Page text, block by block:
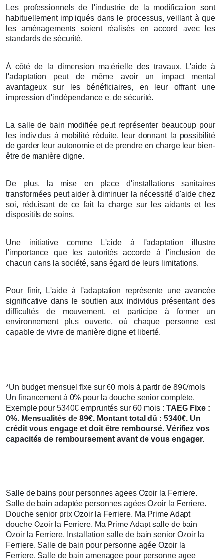
Les professionnels de l'industrie de la modification sont
habituellement impliqués dans le processus, veillant à que
les aménagements soient réalisés en accord avec les
standards de sécurité.
À côté de la dimension matérielle des travaux, L'aide à
l'adaptation peut de même avoir un impact mental
avantageux sur les bénéficiaires, en leur offrant une
impression d'indépendance et de sécurité.
La salle de bain modifiée peut représenter beaucoup pour
les individus à mobilité réduite, leur donnant la possibilité
de garder leur autonomie et de prendre en charge leur bien-
être de manière digne.
De plus, la mise en place d'installations sanitaires
transformées peut aider à diminuer la nécessité d'aide chez
soi, réduisant de ce fait la charge sur les aidants et les
dispositifs de soins.
Une initiative comme L'aide à l'adaptation illustre
l'importance que les autorités accorde à l'inclusion de
chacun dans la société, sans égard de leurs limitations.
Pour finir, L'aide à l'adaptation représente une avancée
significative dans le soutien aux individus présentant des
difficultés de mouvement, et participe à former un
environnement plus ouverte, où chaque personne est
capable de vivre de manière digne et liberté.
*Un budget mensuel fixe sur 60 mois à partir de 89€/mois
Un financement à 0% pour la douche senior complète.
Exemple pour 5340€ empruntés sur 60 mois : TAEG Fixe :
0%. Mensualités de 89€. Montant total dû : 5340€. Un
crédit vous engage et doit être remboursé. Vérifiez vos
capacités de remboursement avant de vous engager.
Salle de bains pour personnes agees Ozoir la Ferriere.
Salle de bain adaptée personnes agées Ozoir la Ferriere.
Douche senior prix Ozoir la Ferriere. Ma Prime Adapt
douche Ozoir la Ferriere. Ma Prime Adapt salle de bain
Ozoir la Ferriere. Installation salle de bain senior Ozoir la
Ferriere. Salle de bain pour personne agée Ozoir la
Ferriere. Salle de bain amenagee pour personne agee